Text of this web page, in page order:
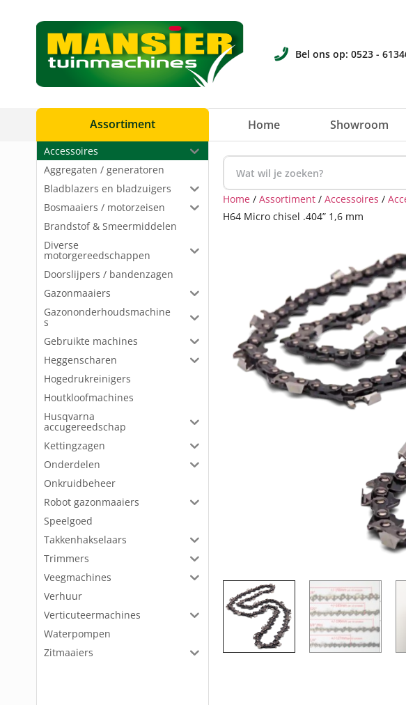
Bel ons op: 0523 -
Assortiment Home Showroom
Accessoires
Aggregaten / generatoren
Bladblazers en bladzuigers
Bosmaaiers / motorzeisen
Brandstof & Smeermiddelen
Diverse
motorgereedschappen
Doorslijpers / bandenzagen
Gazonmaaiers
Gazononderhoudsmachine
s
Gebruikte machines
Heggenscharen
Hogedrukreinigers
Houtkloofmachines
Husqvarna
accugereedschap
Kettingzagen
Onderdelen
Onkruidbeheer
Robot gazonmaaiers
Speelgoed
Takkenhakselaars
Trimmers
Veegmachines
Verhuur
Verticuteermachines
Waterpompen
Zitmaaiers
Home / Assortiment / Accessoires /
H64 Micro chisel .404” 1,6 mm